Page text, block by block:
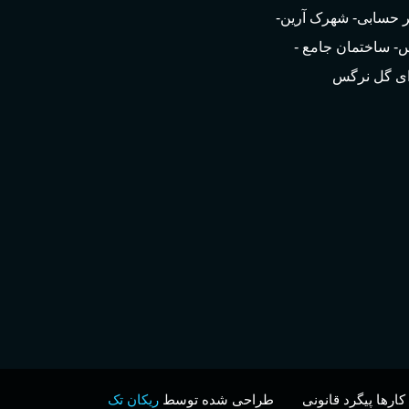
حسابی- شهرک آرین-
ساختمان جامع -
گل نرگس
پیگرد قانونی طراحی شده توسط ریکان تک